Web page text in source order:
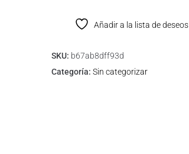
Añadir a la lista de deseos
SKU: b67ab8dff93d
Categoría: Sin categorizar